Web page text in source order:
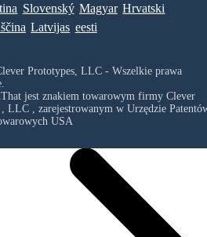
Slovenský Magyar Hrvatski
Latvijas eesti
Prototypes, LLC - Wszelkie prawa
jest znakiem towarowym firmy Clever
, LLC, zarejestrowanym w Urzędzie
USA